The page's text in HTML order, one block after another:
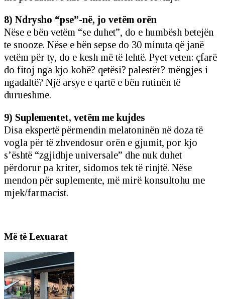
8) Ndrysho “pse”-në, jo vetëm orën
Nëse e bën vetëm “se duhet”, do e humbësh betejën
te snooze. Nëse e bën sepse do 30 minuta që janë
vetëm për ty, do e kesh më të lehtë. Pyet veten: çfarë
do fitoj nga kjo kohë? qetësi? palestër? mëngjes i
ngadaltë? Një arsye e qartë e bën rutinën të
durueshme.
9) Suplementet, vetëm me kujdes
Disa ekspertë përmendin melatoninën në doza të
vogla për të zhvendosur orën e gjumit, por kjo
s’është “zgjidhje universale” dhe nuk duhet
përdorur pa kriter, sidomos tek të rinjtë. Nëse
mendon për suplemente, më mirë konsultohu me
mjek/farmacist.
Më të Lexuarat